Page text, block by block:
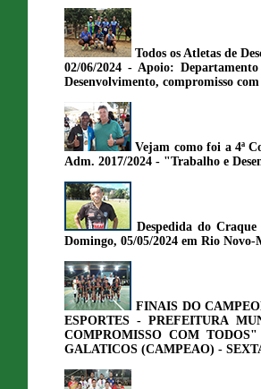
Todos os Atletas de
02/06/2024 - Apoio:
Desenvolvimento, compromisso
Vejam como foi a 4ª
Adm. 2017/2024 - "Trabalho e
Despedida do
Domingo, 05/05/2024 em Rio Novo-
FINAIS DO
ESPORTES - PREFEITURA
COMPROMISSO COM
GALATICOS (CAMPEAO) -